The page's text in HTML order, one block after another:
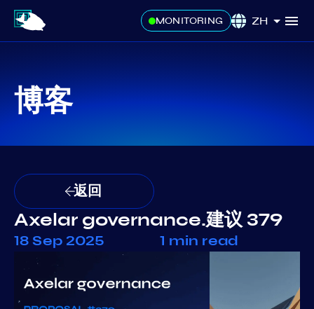
MONITORING ZH
博客
返回
Axelar governance.建议 379
18 Sep 2025 1 min read